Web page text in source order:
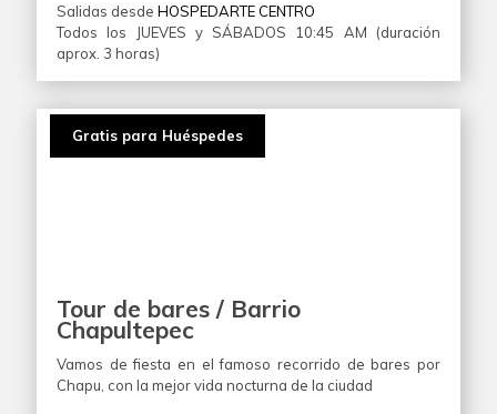
Salidas desde HOSPEDARTE CENTRO
Todos los JUEVES y SÁBADOS 10:45 AM (duración
aprox. 3 horas)
Tour de bares / Barrio
Chapultepec
Vamos de fiesta en el famoso recorrido de bares por
Chapu, con la mejor vida nocturna de la ciudad
Gratis para Huéspedes